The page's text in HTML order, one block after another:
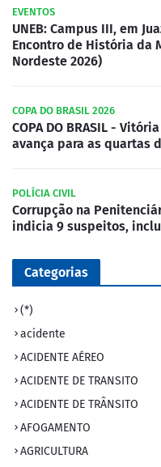
EVENTOS
UNEB: Campus III, em
Encontro de História da
Nordeste 2026)
COPA DO BRASIL 2026
COPA DO BRASIL -
avança para as quartas
POLÍCIA CIVIL
Corrupção na
indicia 9 suspeitos,
Categorias
(*)
acidente
ACIDENTE AÉREO
ACIDENTE DE TRANSITO
ACIDENTE DE TRÂNSITO
AFOGAMENTO
AGRICULTURA